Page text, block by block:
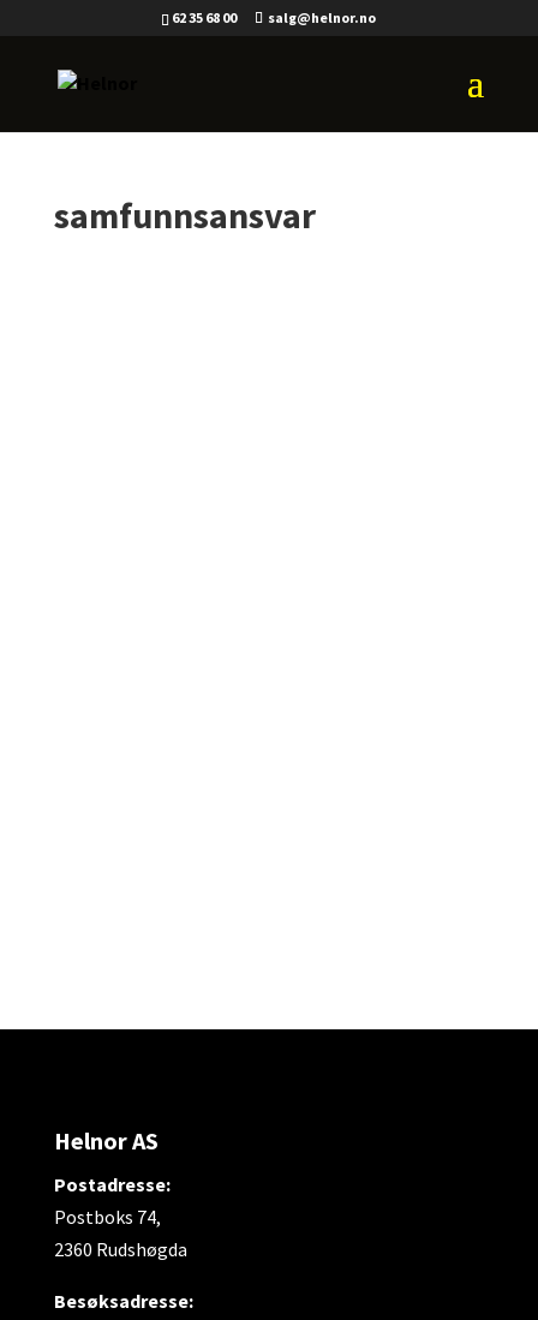
62 35 68 00 salg@helnor.no
samfunnsansvar
Helnor AS
Postadresse:
Postboks 74,
2360 Rudshøgda
Besøksadresse: